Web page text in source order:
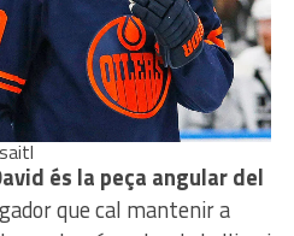
és la peça angular del
que cal mantenir a